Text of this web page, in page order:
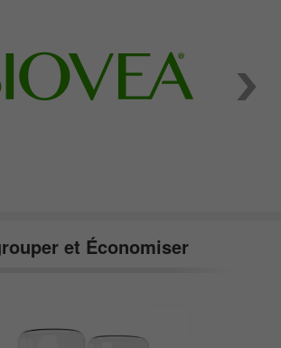
et Économiser